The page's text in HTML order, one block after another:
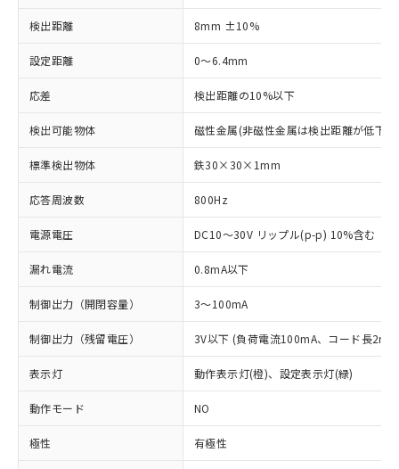
検出距離 8mm ±10%
設定距離 0～6.4mm
応差 検出距離の10%以下
検出可能物体 磁性金属(非磁性金属は検出距離が低下
標準検出物体 鉄30×30×1mm
応答周波数 800Hz
電源電圧 DC10～30V リップル(p-p) 10%含む
漏れ電流 0.8mA以下
制御出力（開閉容量） 3～100mA
制御出力（残留電圧） 3V以下 (負荷電流100mA、コード長2m
表示灯 動作表示灯(橙)、設定表示灯(緑)
動作モード NO
極性 有極性